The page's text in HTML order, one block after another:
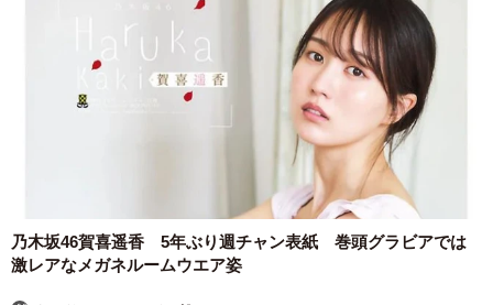
乃木坂46賀喜遥香 5年ぶり週チャン表紙 巻頭グラビアでは
激レアなメガネルームウエア姿